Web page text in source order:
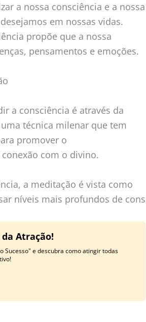
a nossa consciência e a nossa
em nossas vidas.
propõe que a nossa
pensamentos e emoções.
a consciência é através da
técnica milenar que tem
promover o
com o divino.
a meditação é vista como
níveis mais profundos de cons
Atração!
Sucesso" e descubra como atingir todas